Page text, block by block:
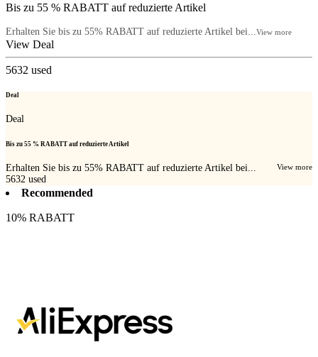
Bis zu 55 % RABATT auf reduzierte Artikel
Erhalten Sie bis zu 55% RABATT auf reduzierte Artikel bei... View more
View Deal
5632 used
Deal
Deal
Bis zu 55 % RABATT auf reduzierte Artikel
Erhalten Sie bis zu 55% RABATT auf reduzierte Artikel bei... View more
5632 used
Recommended
10% RABATT